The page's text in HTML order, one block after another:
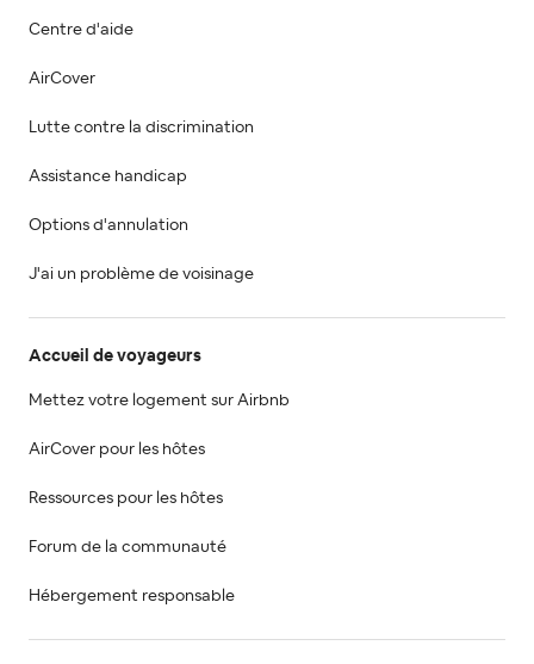
Centre d'aide
AirCover
Lutte contre la discrimination
Assistance handicap
Options d'annulation
J'ai un problème de voisinage
Accueil de voyageurs
Mettez votre logement sur Airbnb
AirCover pour les hôtes
Ressources pour les hôtes
Forum de la communauté
Hébergement responsable